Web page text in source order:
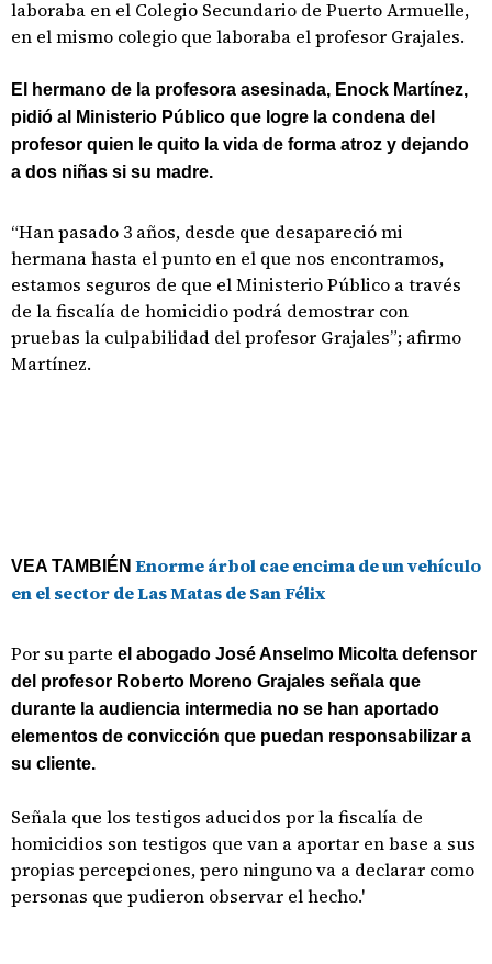
laboraba en el Colegio Secundario de Puerto Armuelle,
en el mismo colegio que laboraba el profesor Grajales.
El hermano de la profesora asesinada, Enock Martínez,
pidió al Ministerio Público que logre la condena del
profesor quien le quito la vida de forma atroz y dejando
a dos niñas si su madre.
“Han pasado 3 años, desde que desapareció mi
hermana hasta el punto en el que nos encontramos,
estamos seguros de que el Ministerio Público a través
de la fiscalía de homicidio podrá demostrar con
pruebas la culpabilidad del profesor Grajales”; afirmo
Martínez.
VEA TAMBIÉN Enorme árbol cae encima de un vehículo
en el sector de Las Matas de San Félix
Por su parte el abogado José Anselmo Micolta defensor
del profesor Roberto Moreno Grajales señala que
durante la audiencia intermedia no se han aportado
elementos de convicción que puedan responsabilizar a
su cliente.
Señala que los testigos aducidos por la fiscalía de
homicidios son testigos que van a aportar en base a sus
propias percepciones, pero ninguno va a declarar como
personas que pudieron observar el hecho.'